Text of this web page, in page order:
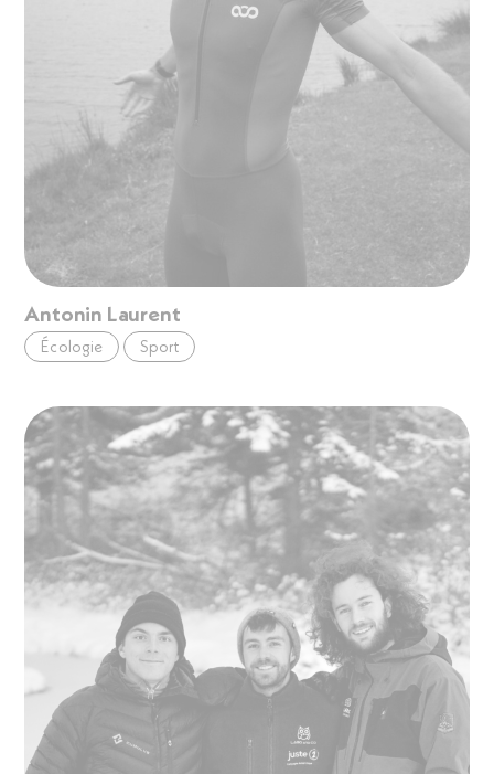
Antonin Laurent
Écologie Sport